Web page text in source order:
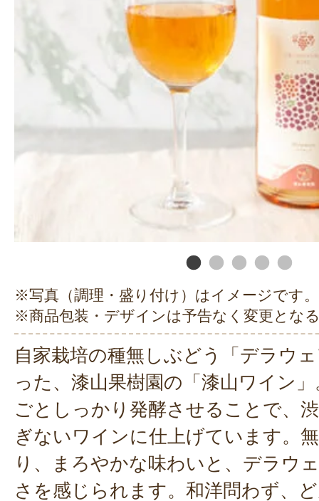
※写真（調理・盛り付け）はイメージです。
※商品包装・デザインは予告なく変更とな
自家栽培の種無しぶどう「デラウ
った、漆山果樹園の「漆山ワイン
ごとしっかり発酵させることで、
ぎないワインに仕上げています。
り、まろやかな味わいと、デラウ
さを感じられます。和洋問わず、